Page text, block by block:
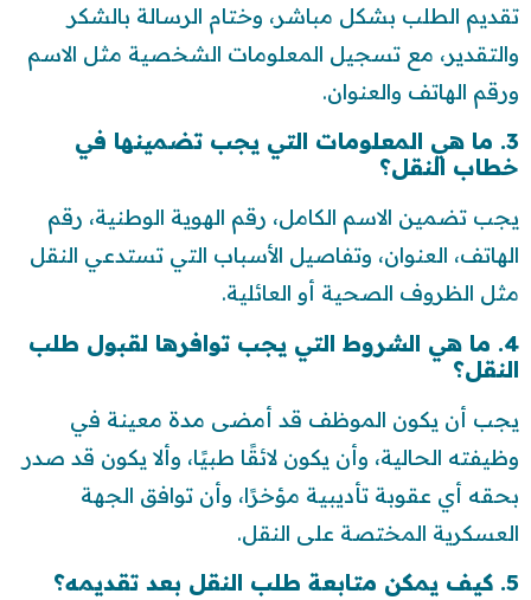
تقديم الطلب بشكل مباشر، وختام الرسالة بالشكر
والتقدير، مع تسجيل المعلومات الشخصية مثل الاسم
ورقم الهاتف والعنوان.
3. ما هي المعلومات التي يجب تضمينها في
خطاب النقل؟
يجب تضمين الاسم الكامل، رقم الهوية الوطنية، رقم
الهاتف، العنوان، وتفاصيل الأسباب التي تستدعي النقل
مثل الظروف الصحية أو العائلية.
4. ما هي الشروط التي يجب توافرها لقبول طلب
النقل؟
يجب أن يكون الموظف قد أمضى مدة معينة في
وظيفته الحالية، وأن يكون لائقًا طبيًا، وألا يكون قد صدر
بحقه أي عقوبة تأديبية مؤخرًا، وأن توافق الجهة
العسكرية المختصة على النقل.
5. كيف يمكن متابعة طلب النقل بعد تقديمه؟